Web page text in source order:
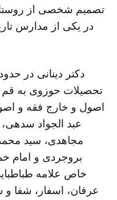
تصمیم شخصی از
در یکی از مدارس‏
تحصیلات حوزوی به
اصول و خارج فقه و
عبد الجواد
مجاهدی، سید
بروجردی و امام
خاص علامه
عرفان، اسفار، شفا